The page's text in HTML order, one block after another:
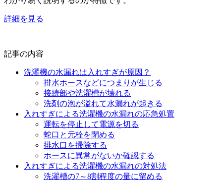
詳細を見る
記事の内容
洗濯機の水漏れは入れすぎが原因？
排水ホースなどにつまりが生じる
接続部や洗濯槽が壊れる
洗剤の泡が溢れて水漏れが起きる
入れすぎによる洗濯機の水漏れの応急処置
運転を停止して電源を切る
蛇口と元栓を閉める
排水口を掃除する
ホースに異常がないか確認する
入れすぎによる洗濯機の水漏れの対処法
洗濯槽の7～8割程度の量に留める